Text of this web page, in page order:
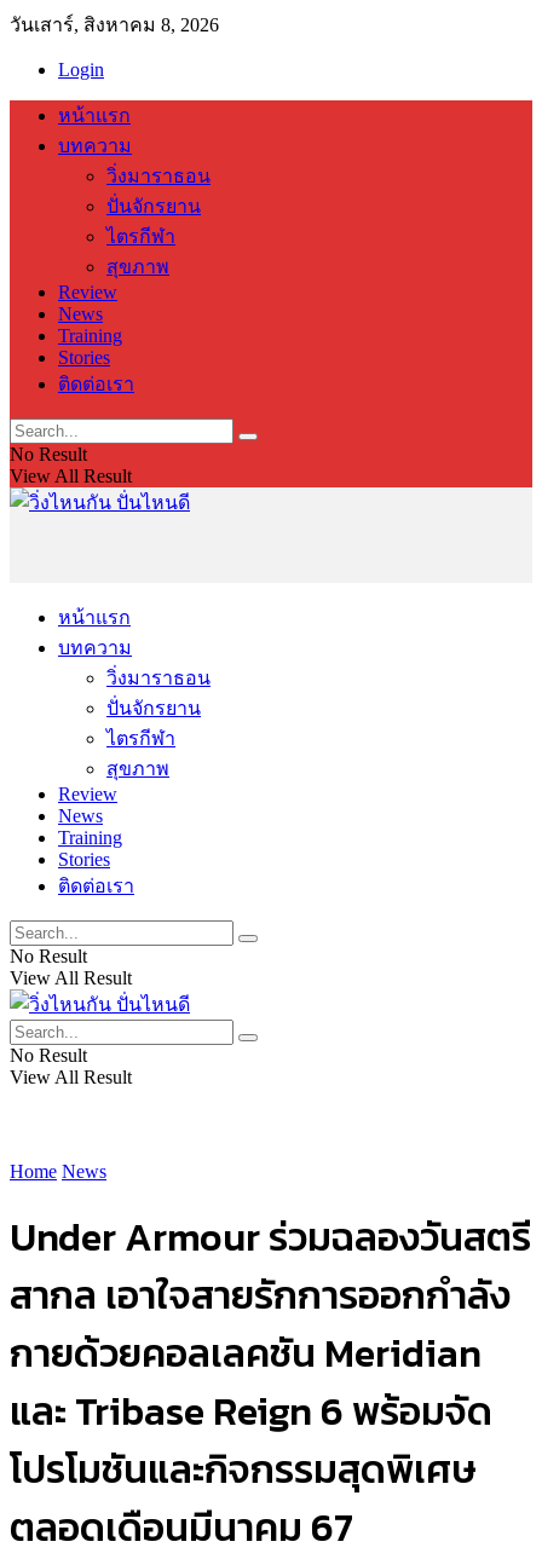
วันเสาร์, สิงหาคม 8, 2026
Login
หน้าแรก
บทความ
วิ่งมาราธอน
ปั่นจักรยาน
ไตรกีฬา
สุขภาพ
Review
News
Training
Stories
ติดต่อเรา
No Result
View All Result
หน้าแรก
บทความ
วิ่งมาราธอน
ปั่นจักรยาน
ไตรกีฬา
สุขภาพ
Review
News
Training
Stories
ติดต่อเรา
No Result
View All Result
No Result
View All Result
Home News
Under Armour ร่วมฉลองวันสตรี
สากล เอาใจสายรักการออกกำลัง
กายด้วยคอลเลคชัน Meridian
และ Tribase Reign 6 พร้อมจัด
โปรโมชันและกิจกรรมสุดพิเศษ
ตลอดเดือนมีนาคม 67